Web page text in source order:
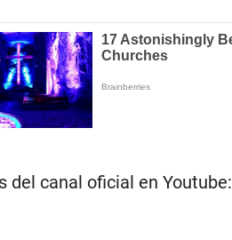
del canal oficial en Youtube: